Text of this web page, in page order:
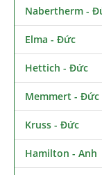
Nabertherm -
Elma - Đức
Hettich - Đức
Memmert - Đức
Kruss - Đức
Hamilton - Anh